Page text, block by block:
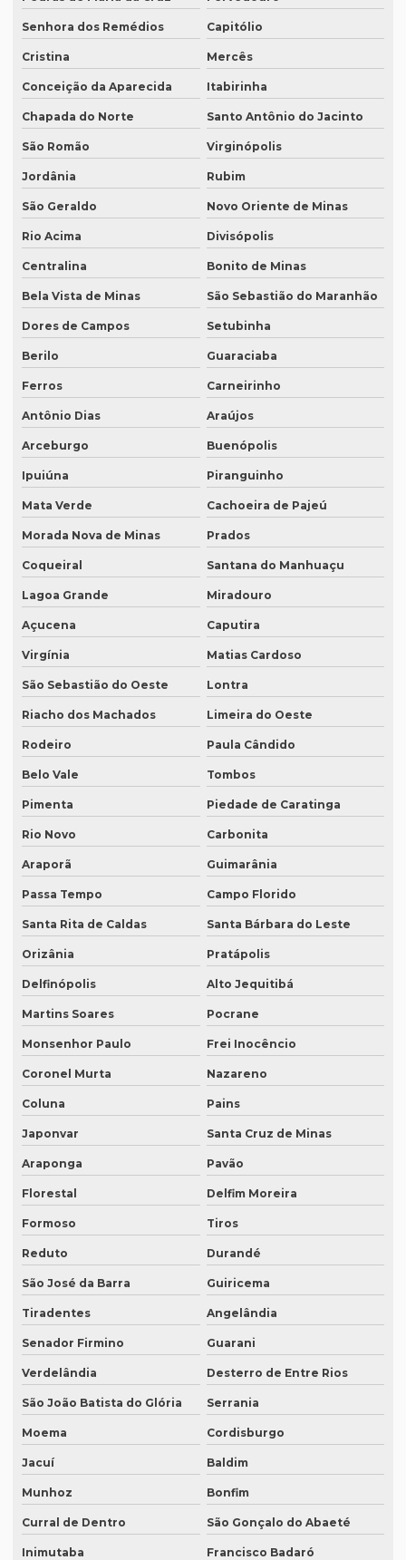
Preço de tradução e legendagem
Preço tradução por página
Preço tradução por palavra
Preço tradução português inglês
Preço tradução russo
Preço tradução simultânea
Preço tradução técnica
Preço tradutor juramentado
Preço de um artigo científico
Profissional que realiza a tradução simultânea
Quais documentos precisam de tradução juramentada
Qual a diferença entre tradução simples para tradução
juramentada?
Qual é a melhor empresa de tradução em SP?
Qual é o preço da tradução simultânea?
Qual o preço de uma tradução juramentada italiano?
Qual o valor da tradução juramentada
Qual o valor de tradução por página?
Qual é o valor de um artigo científico
Quando eu preciso de uma tradução juramentada?
Quanto custa a diária tradução simultânea
Quanto custa a diária de um intérprete simultâneo
Quanto custa para fazer uma tradução juramentada
Quanto custa tradução juramentada alemão
Quanto custa tradução juramentada espanhol
Quanto custa tradução juramentada ingles
Quanto custa tradução para o inglês
Quanto custa tradução por palavra
Quanto custa a tradução de um manual técnico?
Quanto custa traduzir para alemão
Quanto custa traduzir documentos
Quanto custa traduzir um livro
Quanto custa uma tradução juramentada em francês
Quanto custa uma tradução juramentada em italiano
Quem faz tradução de artigos científicos
Quem faz tradução juramentada em mg
Quem faz tradução simultânea teams
Quem faz transcrição de áudio em portugues
Rádios para tradução simultânea
Revisão de artigos científicos
Revisão gramatical profissional
Revisão em ingles tradução
Revisão de manuscritos literários
Revisão de teses e dissertações
Senhora dos Remédios Capitólio
Cristina Mercês
Conceição da Aparecida Itabirinha
Chapada do Norte Santo Antônio do Jacinto
São Romão Virginópolis
Jordânia Rubim
São Geraldo Novo Oriente de Minas
Rio Acima Divisópolis
Centralina Bonito de Minas
Bela Vista de Minas São Sebastião do Maranhão
Dores de Campos Setubinha
Berilo Guaraciaba
Ferros Carneirinho
Antônio Dias Araújos
Arceburgo Buenópolis
Ipuiúna Piranguinho
Mata Verde Cachoeira de Pajeú
Morada Nova de Minas Prados
Coqueiral Santana do Manhuaçu
Lagoa Grande Miradouro
Açucena Caputira
Virgínia Matias Cardoso
São Sebastião do Oeste Lontra
Riacho dos Machados Limeira do Oeste
Rodeiro Paula Cândido
Belo Vale Tombos
Pimenta Piedade de Caratinga
Rio Novo Carbonita
Araporã Guimarânia
Passa Tempo Campo Florido
Santa Rita de Caldas Santa Bárbara do Leste
Orizânia Pratápolis
Delfinópolis Alto Jequitibá
Martins Soares Pocrane
Monsenhor Paulo Frei Inocêncio
Coronel Murta Nazareno
Coluna Pains
Japonvar Santa Cruz de Minas
Araponga Pavão
Florestal Delfim Moreira
Formoso Tiros
Reduto Durandé
São José da Barra Guiricema
Tiradentes Angelândia
Senador Firmino Guarani
Verdelândia Desterro de Entre Rios
São João Batista do Glória Serrania
Moema Cordisburgo
Jacuí Baldim
Munhoz Bonfim
Curral de Dentro São Gonçalo do Abaeté
Inimutaba Francisco Badaró